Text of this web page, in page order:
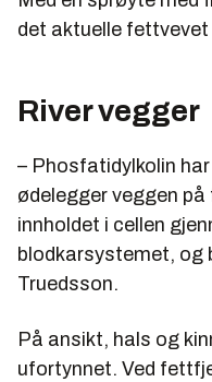
det aktuelle fettvevet
River vegger
– Phosfatidylkolin
ødelegger veggen
innholdet i cellen
blodkarsystemet, og
Truedsson.
På ansikt, hals og
ufortynnet. Ved